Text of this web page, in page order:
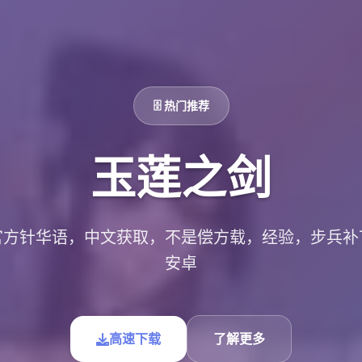
🗄️ 热门推荐
玉莲之剑
针华语，中文获取，不是偿方载，经验，步兵
安卓
高速下载 了解更多